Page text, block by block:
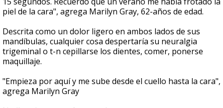
piel de la cara", agrega Marilyn Gray, 62-años de edad.
Descrita como un dolor ligero en ambos lados de sus
mandíbulas, cualquier cosa despertaría su neuralgia
trigeminal o t-n cepillarse los dientes, comer, ponerse
maquillaje.
"Empieza por aquí y me sube desde el cuello hasta la cara",
agrega Marilyn Gray